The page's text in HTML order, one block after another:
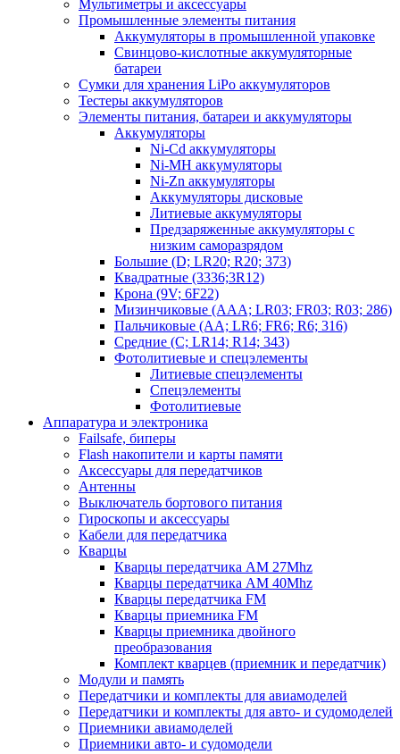
Мультиметры и аксессуары
Промышленные элементы питания
Аккумуляторы в промышленной упаковке
Свинцово-кислотные аккумуляторные
батареи
Сумки для хранения LiPo аккумуляторов
Тестеры аккумуляторов
Элементы питания, батареи и аккумуляторы
Аккумуляторы
Ni-Cd аккумуляторы
Ni-MH аккумуляторы
Ni-Zn аккумуляторы
Аккумуляторы дисковые
Литиевые аккумуляторы
Предзаряженные аккумуляторы с
низким саморазрядом
Большие (D; LR20; R20; 373)
Квадратные (3336;3R12)
Крона (9V; 6F22)
Мизинчиковые (AAA; LR03; FR03; R03; 286)
Пальчиковые (AA; LR6; FR6; R6; 316)
Средние (C; LR14; R14; 343)
Фотолитиевые и спецэлементы
Литиевые спецэлементы
Спецэлементы
Фотолитиевые
Аппаратура и электроника
Failsafe, биперы
Flash накопители и карты памяти
Аксессуары для передатчиков
Антенны
Выключатель бортового питания
Гироскопы и аксессуары
Кабели для передатчика
Кварцы
Кварцы передатчика AM 27Mhz
Кварцы передатчика AM 40Mhz
Кварцы передатчика FM
Кварцы приемника FM
Кварцы приемника двойного
преобразования
Комплект кварцев (приемник и передатчик)
Модули и память
Передатчики и комплекты для авиамоделей
Передатчики и комплекты для авто- и судомоделей
Приемники авиамоделей
Приемники авто- и судомодели